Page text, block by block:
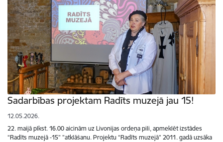
Sadarbības projektam Radīts muzejā jau 15!
12.05.2026.
22. maijā plkst. 16.00 aicinām uz Livonijas ordeņa pili, apmeklēt izstādes
“Radīts muzejā -15” ”atklāšanu. Projektu “Radīts muzejā” 2011. gadā uzsāka